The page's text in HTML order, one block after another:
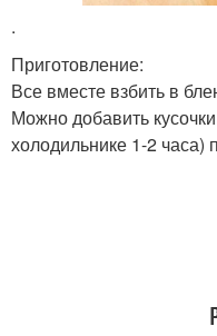
.
Приготовление:
Все вместе взбить в
Можно добавить
холодильнике 1-2 часа)